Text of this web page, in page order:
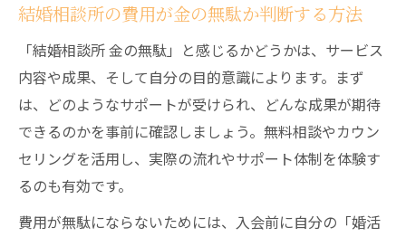
結婚相談所の費用が金の無駄か判断する方法
「結婚相談所 金の無駄」と感じるかどうかは、サービス
内容や成果、そして自分の目的意識によります。まず
は、どのようなサポートが受けられ、どんな成果が期待
できるのかを事前に確認しましょう。無料相談やカウン
セリングを活用し、実際の流れやサポート体制を体験す
るのも有効です。
費用が無駄にならないためには、入会前に自分の「婚活